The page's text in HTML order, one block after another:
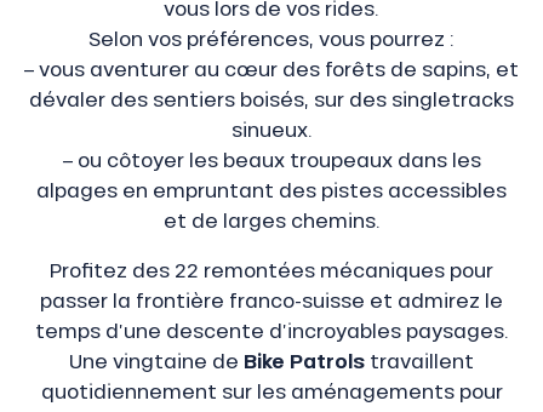
vous lors de vos rides.
Selon vos préférences, vous pourrez :
– vous aventurer au cœur des forêts de sapins, et
dévaler des sentiers boisés, sur des singletracks
sinueux.
– ou côtoyer les beaux troupeaux dans les
alpages en empruntant des pistes accessibles
et de larges chemins.
Profitez des 22 remontées mécaniques pour
passer la frontière franco-suisse et admirez le
temps d’une descente d’incroyables paysages.
Une vingtaine de Bike Patrols travaillent
quotidiennement sur les aménagements pour